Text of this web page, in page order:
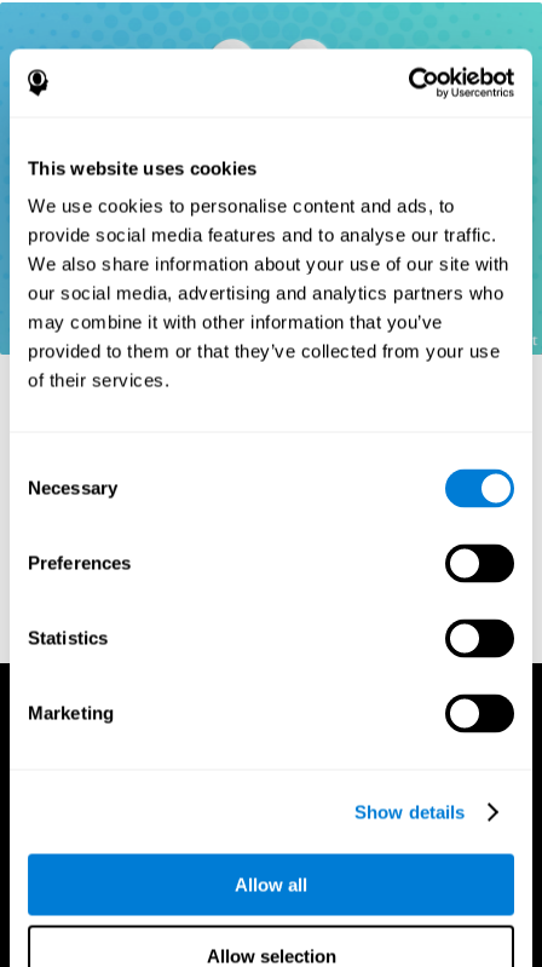
This website uses cookies
We use cookies to personalise content and ads, to
provide social media features and to analyse our traffic.
We also share information about your use of our site with
our social media, advertising and analytics partners who
may combine it with other information that you’ve
provided to them or that they’ve collected from your use
of their services.
Selection
Necessary
Preferences
Statistics
Marketing
Show details
Allow all
Allow selection
Wechsler, D. (1997). WAIS-III: Wechsler Adult Intelligence Scale
TX: Psychological Corporation.
Wechsler, D. (1945). A standardized memory scale for clinical
19(1), 87-95.